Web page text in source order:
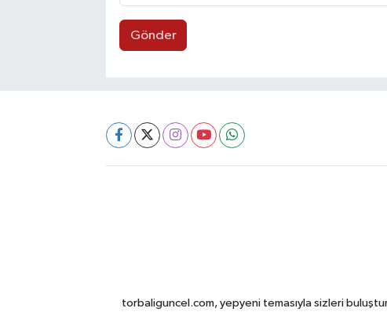
Gönder
torbaliguncel.com, yepyeni temasıyla sizleri